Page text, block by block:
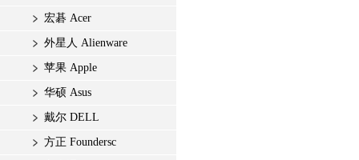
宏碁 Acer
外星人 Alienware
苹果 Apple
华硕 Asus
戴尔 DELL
方正 Foundersc